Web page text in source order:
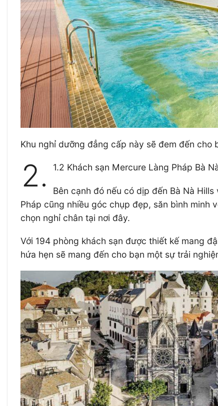
Khu nghỉ dưỡng đẳng cấp này sẽ đem đến cho
2. 1.2 Khách sạn Mercure Làng Pháp Bà
Bên cạnh đó nếu có dịp đến Bà Nà
Pháp cũng nhiều góc chụp đẹp, săn bình minh
chọn nghỉ chân tại nơi đây.
Với 194 phòng khách sạn được thiết kế mang
hứa hẹn sẽ mang đến cho bạn một sự trải